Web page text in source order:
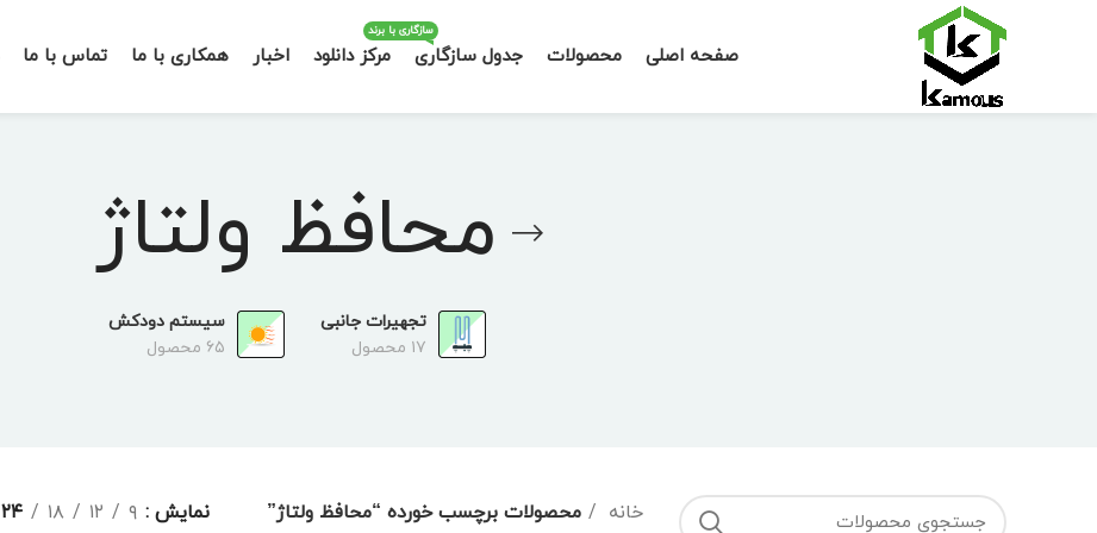
صفحه اصلی محصولات جدول سازگاری
سازگاری با برند
مرکز دانلود اخبار همکاری با ما تماس با ما
محافظ ولتاژ
تجهیرات جانبی
۱۷ محصول
سیستم دودکش
۶۵ محصول
خانه محصولات برچسب خورده “محافظ ولتاژ” نمایش ۹ ۱۲ ۱۸ ۲۴